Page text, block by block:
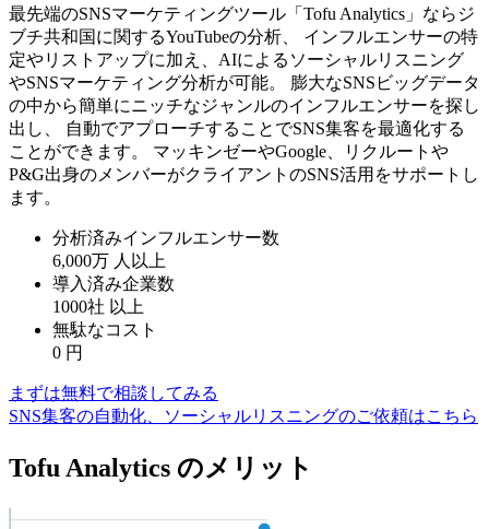
最先端のSNSマーケティングツール「Tofu Analytics」ならジ
ブチ共和国に関するYouTubeの分析、 インフルエンサーの特
定やリストアップに加え、AIによるソーシャルリスニング
やSNSマーケティング分析が可能。 膨大なSNSビッグデータ
の中から簡単にニッチなジャンルのインフルエンサーを探し
出し、 自動でアプローチすることでSNS集客を最適化する
ことができます。 マッキンゼーやGoogle、リクルートや
P&G出身のメンバーがクライアントのSNS活用をサポートし
ます。
分析済みインフルエンサー数
6,000万 人以上
導入済み企業数
1000社 以上
無駄なコスト
0 円
まずは無料で相談してみる
SNS集客の自動化、ソーシャルリスニングのご依頼はこちら
Tofu Analytics のメリット